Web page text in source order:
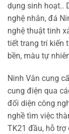
dụng sinh hoạt..
nghệ nhân, đá
nghệ thuật tinh
tiết trang trí kiến
bền, màu tự
Ninh Vân cung
cung điện qua
đối diện công
nghề tìm việc
TK21 đầu, hỗ